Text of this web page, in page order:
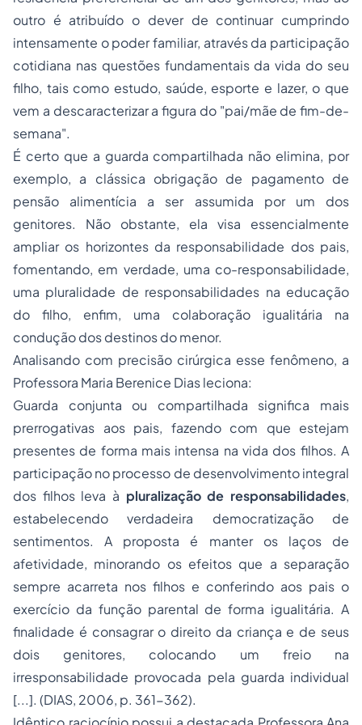
outro é atribuído o dever de continuar cumprindo
intensamente o poder familiar, através da participação
cotidiana nas questões fundamentais da vida do seu
filho, tais como estudo, saúde, esporte e lazer, o que
vem a descaracterizar a figura do "pai/mãe de fim-de-
semana".
É certo que a guarda compartilhada não elimina, por
exemplo, a clássica obrigação de pagamento de
pensão alimentícia a ser assumida por um dos
genitores. Não obstante, ela visa essencialmente
ampliar os horizontes da responsabilidade dos pais,
fomentando, em verdade, uma co-responsabilidade,
uma pluralidade de responsabilidades na educação
do filho, enfim, uma colaboração igualitária na
condução dos destinos do menor.
Analisando com precisão cirúrgica esse fenômeno, a
Professora Maria Berenice Dias leciona:
Guarda conjunta ou compartilhada significa mais
prerrogativas aos pais, fazendo com que estejam
presentes de forma mais intensa na vida dos filhos. A
participação no processo de desenvolvimento integral
dos filhos leva à pluralização de responsabilidades,
estabelecendo verdadeira democratização de
sentimentos. A proposta é manter os laços de
afetividade, minorando os efeitos que a separação
sempre acarreta nos filhos e conferindo aos pais o
exercício da função parental de forma igualitária. A
finalidade é consagrar o direito da criança e de seus
dois genitores, colocando um freio na
irresponsabilidade provocada pela guarda individual
[...]. (DIAS, 2006, p. 361-362).